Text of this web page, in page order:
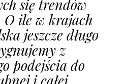
się trendów
O ile w krajach
jeszcze długo
z
podejścia do
i całej